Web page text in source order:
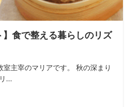
】食で整える暮らしのリズ
主宰のマリアです。 秋の深まり
...